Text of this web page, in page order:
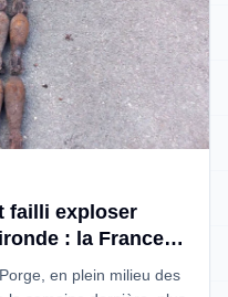
failli exploser
: la France
en plein milieu des